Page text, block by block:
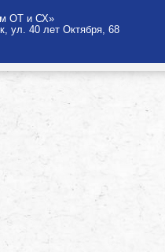
ОТ и СХ»
ул. 40 лет Октября, 68